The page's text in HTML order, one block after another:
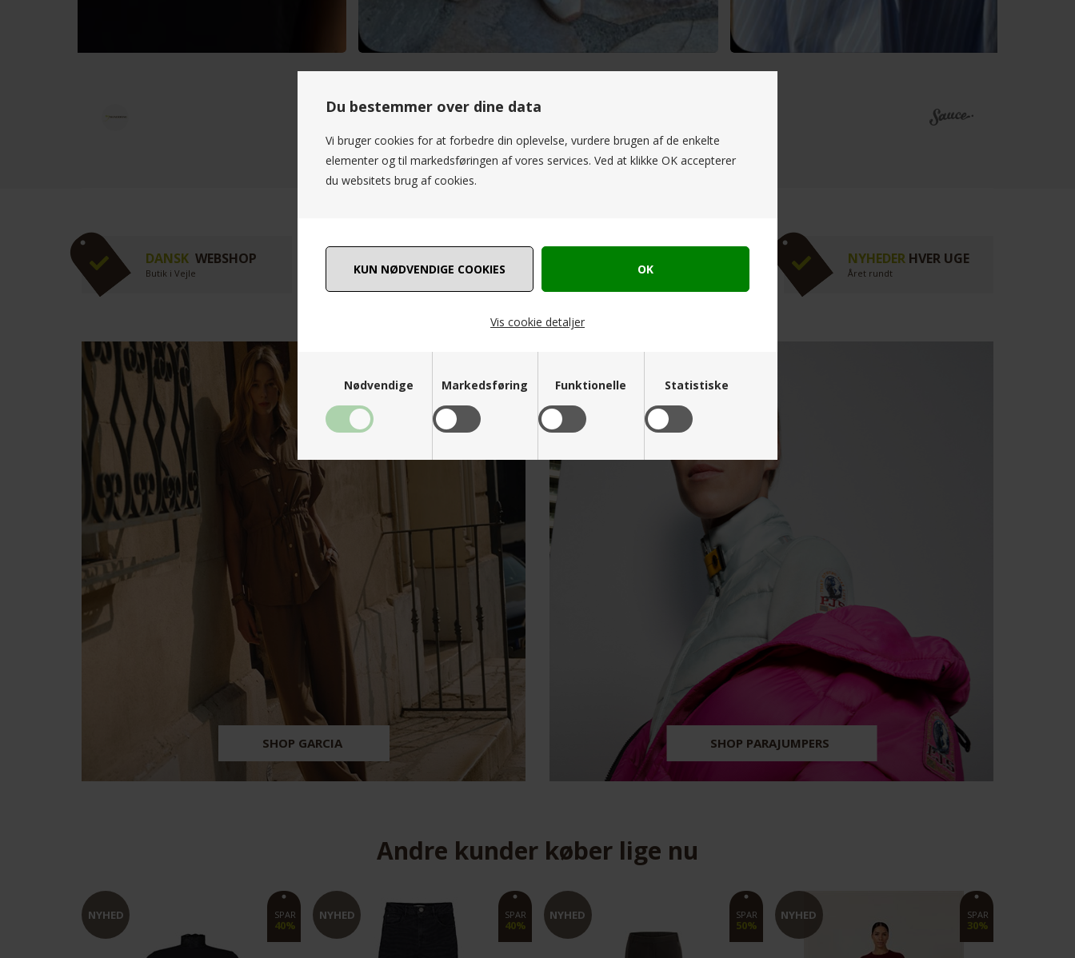
Du bestemmer over dine data
Vi bruger cookies for at forbedre din oplevelse, vurdere brugen af de enkelte
elementer og til markedsføringen af vores services. Ved at klikke OK accepterer
du websitets brug af cookies.
Vis cookie detaljer
Nødvendige Markedsføring Funktionelle Statistiske
DANSK WEBSHOP
Butik i Vejle Bestil inden kl. 09.00 Betal med Viabill når du vil
NYHEDERHVER UGE
Året rundt
SHOP GARCIA SHOP PARAJUMPERS
Andre kunder køber lige nu
SPAR
40%
NYHED SPAR
50%
NYHED SPAR
30%
NYHED SPAR
25%
NYHED